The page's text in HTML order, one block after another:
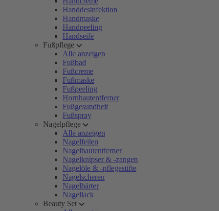
Handdesinfektion
Handmaske
Handpeeling
Handseife
Fußpflege
Alle anzeigen
Fußbad
Fußcreme
Fußmaske
Fußpeeling
Hornhautentferner
Fußgesundheit
Fußspray
Nagelpflege
Alle anzeigen
Nagelfeilen
Nagelhautentferner
Nagelknipser & -zangen
Nagelöle & -pflegestifte
Nagelscheren
Nagelhärter
Nagellack
Beauty Set